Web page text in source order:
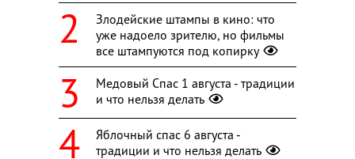
Злодейские штампы в кино: что
уже надоело зрителю, но фильмы
все штампуются под копирку
Медовый Спас 1 августа - традиции
и что нельзя делать
Яблочный спас 6 августа -
традиции и что нельзя делать